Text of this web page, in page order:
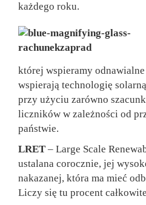
każdego roku.
której wspieramy
wspierają technologię
przy użyciu zarówno
liczników w zależności od
państwie.
LRET – Large Scale
ustalana corocznie, jej
nakazanej, która ma mieć
Liczy się tu procent